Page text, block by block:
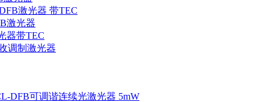
激光器 带TEC
激光器
器带TEC
调制激光器
DFB可调谐连续光激光器 5mW